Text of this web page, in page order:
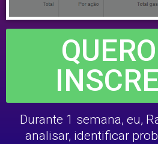
Durante 1 semana, eu,
analisar, identificar